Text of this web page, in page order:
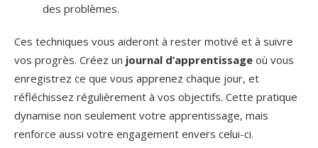
des problèmes.
Ces techniques vous aideront à rester motivé et à suivre
vos progrès. Créez un journal d’apprentissage où vous
enregistrez ce que vous apprenez chaque jour, et
réfléchissez régulièrement à vos objectifs. Cette pratique
dynamise non seulement votre apprentissage, mais
renforce aussi votre engagement envers celui-ci.